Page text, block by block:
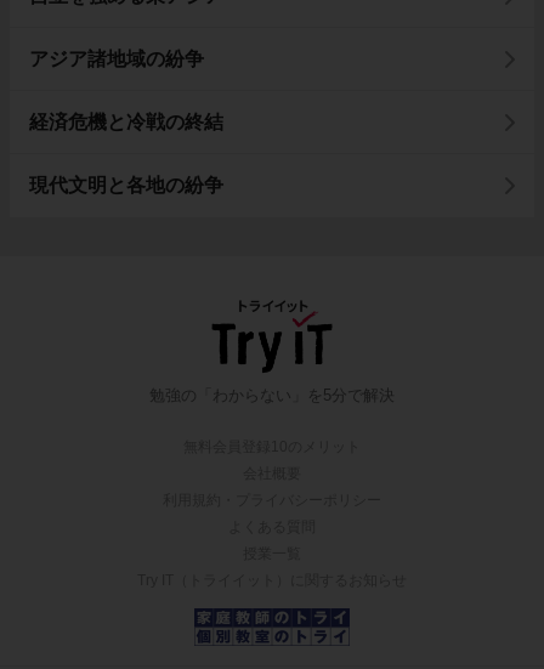
アジア諸地域の紛争
経済危機と冷戦の終結
現代文明と各地の紛争
勉強の「わからない」を5分で解決